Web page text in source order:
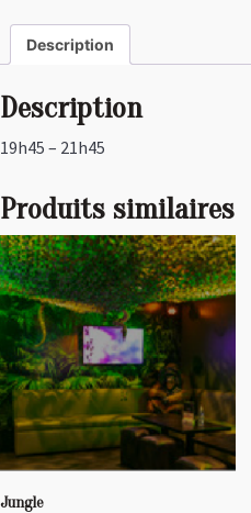
Description
Description
19h45 – 21h45
Produits similaires
Jungle